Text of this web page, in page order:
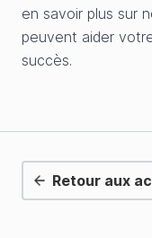
en savoir plus sur
peuvent aider
succès.
Retour aux